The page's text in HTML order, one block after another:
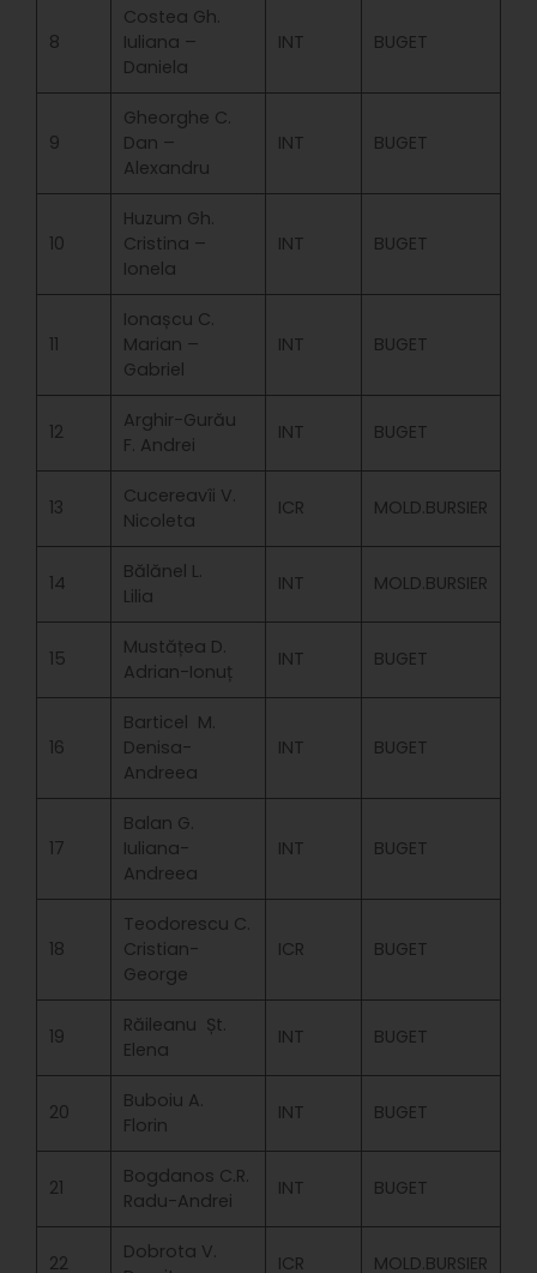
8
Costea Gh.
Iuliana –
Daniela
INT BUGET
9
Gheorghe C.
Dan –
Alexandru
INT BUGET
10
Huzum Gh.
Cristina –
Ionela
INT BUGET
11
Ionașcu C.
Marian –
Gabriel
INT BUGET
12
Arghir-Gurău
F. Andrei
INT BUGET
13
Cucereavîi V.
Nicoleta
ICR MOLD.BURSIER
14
Bălănel L.
Lilia
INT MOLD.BURSIER
15
Mustățea D.
Adrian-Ionuț
INT BUGET
16
Barticel M.
Denisa-
Andreea
INT BUGET
17
Balan G.
Iuliana-
Andreea
INT BUGET
18
Teodorescu C.
Cristian-
George
ICR BUGET
19
Răileanu Șt.
Elena
INT BUGET
20
Buboiu A.
Florin
INT BUGET
21
Bogdanos C.R.
Radu-Andrei
INT BUGET
22
Dobrota V.
ICR MOLD.BURSIER